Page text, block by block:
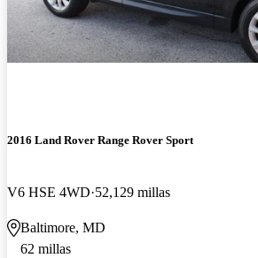
2016 Land Rover Range Rover Sport
V6 HSE 4WD 52,129 millas
Baltimore, MD
62 millas